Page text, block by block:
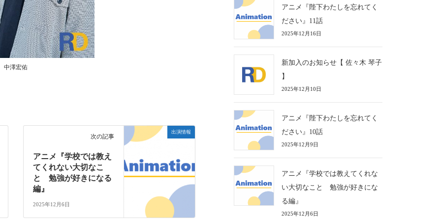
中澤宏佑
出演情報
次の記事
アニメ『学校では教え
てくれない大切なこ
と 勉強が好きになる
編』
2025年12月6日
アニメ『陛下わたしを忘れてく
ださい』11話
2025年12月16日
新加入のお知らせ【 佐々木 琴子
】
2025年12月10日
アニメ『陛下わたしを忘れてく
ださい』10話
2025年12月9日
アニメ『学校では教えてくれな
い大切なこと 勉強が好きにな
る編』
2025年12月6日